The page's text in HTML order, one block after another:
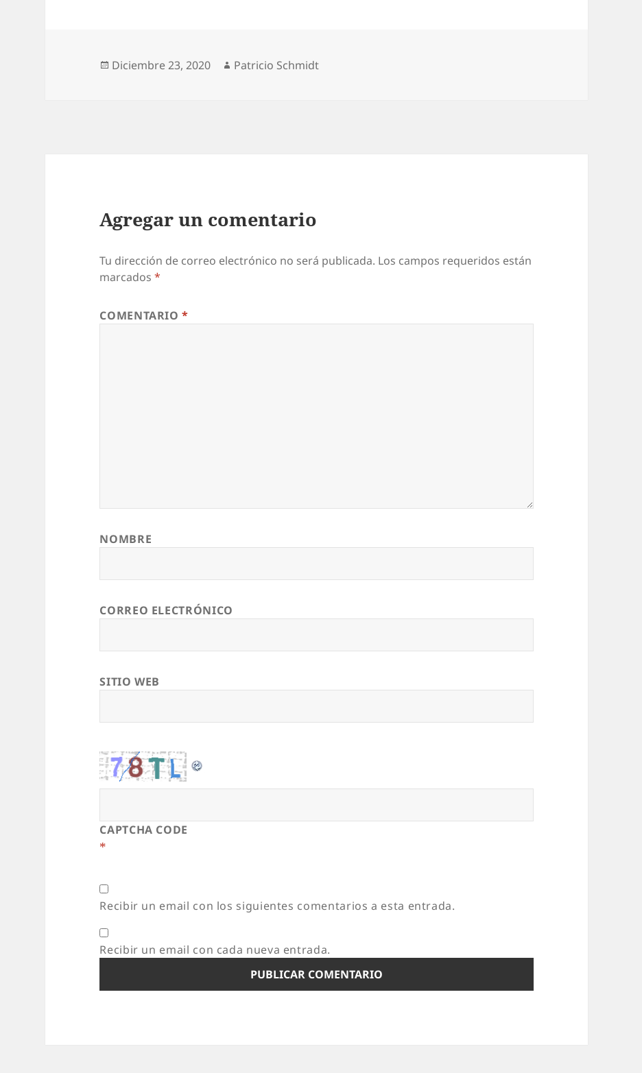
Publicado
Diciembre 23, 2020 Autor
Patricio Schmidt
Agregar un comentario
Tu dirección de correo electrónico no será publicada. Los campos requeridos están
marcados*
COMENTARIO*
NOMBRE
CORREO ELECTRÓNICO
SITIO WEB
CAPTCHA CODE
*
Recibir un email con los siguientes comentarios a esta entrada.
Recibir un email con cada nueva entrada.